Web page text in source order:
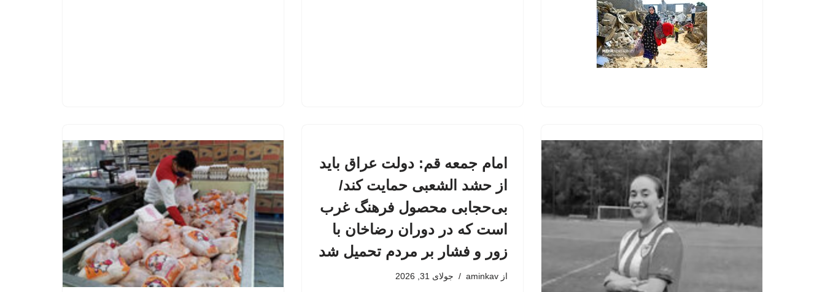
امام جمعه قم: دولت عراق باید
از حشد الشعبی حمایت کند/
بی‌حجابی محصول فرهنگ غرب
است که در دوران رضاخان با
زور و فشار بر مردم تحمیل شد
از aminkav جولای 31, 2026